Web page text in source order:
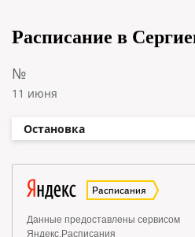
Расписание в
№
11 июня
Остановка